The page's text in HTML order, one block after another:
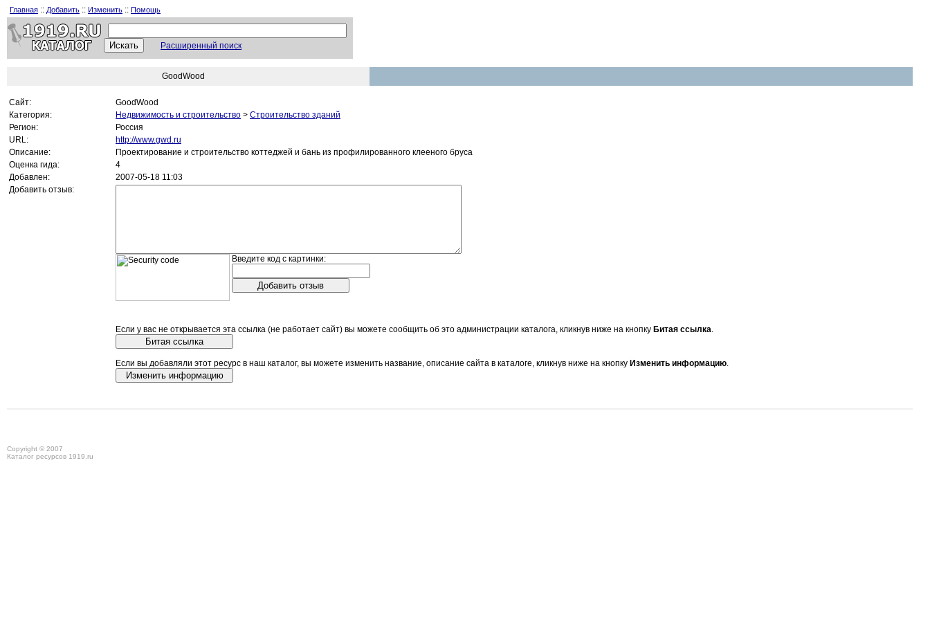
Главная :: Добавить :: Изменить :: Помощь
Расширенный поиск
GoodWood
Сайт:
GoodWood
Категория:
Недвижимость и строительство > Строительство зданий
Регион:
Россия
URL:
http://www.gwd.ru
Описание:
Проектирование и строительство коттеджей и бань из профилированного клееного бруса
Оценка гида:
4
Добавлен:
2007-05-18 11:03
Добавить отзыв:
Введите код с картинки:
Если у вас не открывается эта ссылка (не работает сайт) вы можете сообщить об это администрации каталога, кликнув ниже на кнопку Битая ссылка.
Если вы добавляли этот ресурс в наш каталог, вы можете изменить название, описание сайта в каталоге, кликнув ниже на кнопку Изменить информацию.
Copyright © 2007
Каталог ресурсов 1919.ru